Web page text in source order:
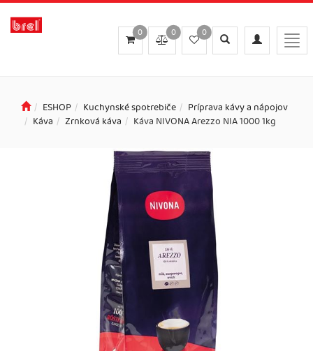
Toggle
navigation
Toggle
search
0
0
0
ESHOP Kuchynské spotrebiče
Príprava kávy a nápojov
Káva
Zrnková káva Káva NIVONA Arezzo NIA 1000 1kg